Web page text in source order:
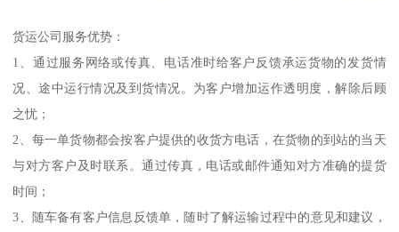
货运公司服务优势：
1、通过服务网络或传真、电话准时给客户反馈承运货物的发货情
况、途中运行情况及到货情况。为客户增加运作透明度，解除后顾
之忧；
2、每一单货物都会按客户提供的收货方电话，在货物的到站的当天
与对方客户及时联系。通过传真，电话或邮件通知对方准确的提货
时间；
3、随车备有客户信息反馈单，随时了解运输过程中的意见和建议，